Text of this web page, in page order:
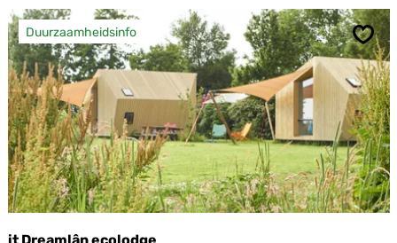
â
n
v
a
k
a
n
t
i
e
w
o
n
Duurzaamheidsinfo